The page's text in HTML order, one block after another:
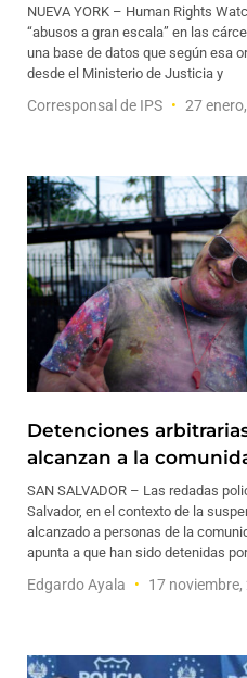
NUEVA YORK – Human Rights
“abusos a gran escala” en las
una base de datos que según esa
desde el Ministerio de Justicia y
Corresponsal de IPS 27
Detenciones
alcanzan a la
SAN SALVADOR – Las redadas
Salvador, en el contexto de la
alcanzado a personas de la
apunta a que han sido detenidas por
Edgardo Ayala 17 noviembre,